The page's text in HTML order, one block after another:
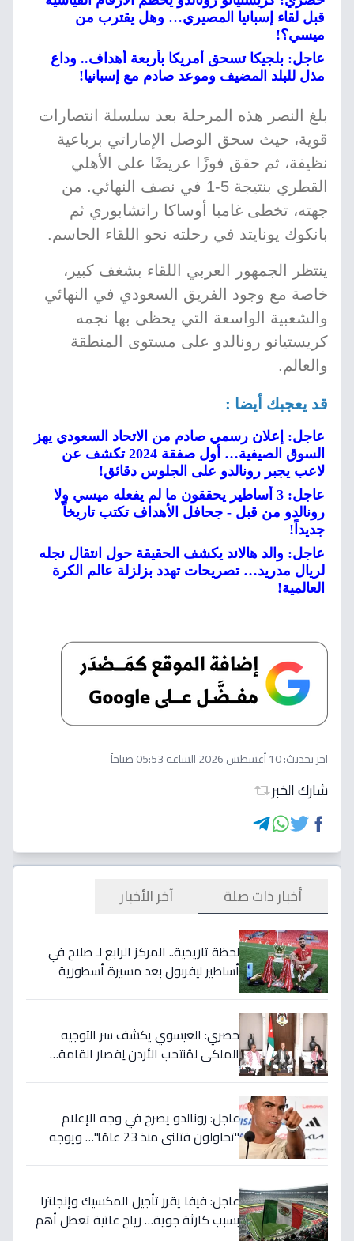
قبل لقاء إسبانيا المصيري… وهل يقترب من
ميسي؟!
عاجل: بلجيكا تسحق أمريكا بأربعة أهداف.. وداع
مذل للبلد المضيف وموعد صادم مع إسبانيا!
بلغ النصر هذه المرحلة بعد سلسلة انتصارات
قوية، حيث سحق الوصل الإماراتي برباعية
نظيفة، ثم حقق فوزًا عريضًا على الأهلي
القطري بنتيجة 5-1 في نصف النهائي. من
جهته، تخطى غامبا أوساكا راتشابوري ثم
بانكوك يونايتد في رحلته نحو اللقاء الحاسم.
ينتظر الجمهور العربي اللقاء بشغف كبير،
خاصة مع وجود الفريق السعودي في النهائي
والشعبية الواسعة التي يحظى بها نجمه
كريستيانو رونالدو على مستوى المنطقة
والعالم.
قد يعجبك أيضا :
عاجل: إعلان رسمي صادم من الاتحاد السعودي يهز
السوق الصيفية… أول صفقة 2024 تكشف عن
لاعب يجبر رونالدو على الجلوس دقائق!
عاجل: 3 أساطير يحققون ما لم يفعله ميسي ولا
رونالدو من قبل - جحافل الأهداف تكتب تاريخاً
جديداً!
عاجل: والد هالاند يكشف الحقيقة حول انتقال نجله
لريال مدريد… تصريحات تهدد بزلزلة عالم الكرة
العالمية!
اخر تحديث:10 أغسطس 2026 الساعة 05:53 صباحاً
شارك الخبر
أخبار ذات صلة آخر الأخبار
لحظة تاريخية.. المركز الرابع لـ صلاح في
أساطير ليفربول بعد مسيرة أسطورية
حصري: العيسوي يكشف سر التوجيه
الملكي لمُنتخب الأردن لِقصار القامة…
عاجل: رونالدو يصرخ في وجه الإعلام
"تحاولون قتلني منذ 23 عامًا"… ويوجه
عاجل: فيفا يقرر تأجيل المكسيك وإنجلترا
بسبب كارثة جوية… رياح عاتية تعطل أهم